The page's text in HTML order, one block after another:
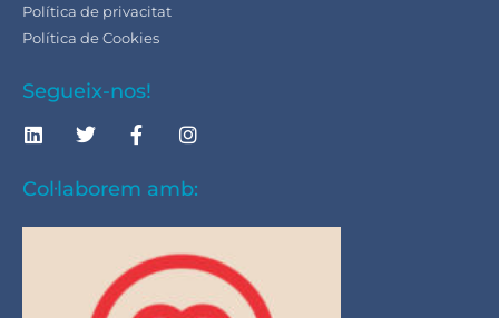
Política de privacitat
Política de Cookies
Segueix-nos!
Col·laborem amb: